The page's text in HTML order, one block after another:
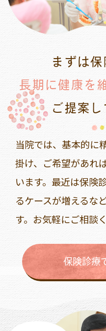
まずは保
長期に健康を
ご提案
当院では、基本的に
掛け、ご希望があれ
います。最近は保険
るケースが増えるな
す。お気軽にご相談
保険診療